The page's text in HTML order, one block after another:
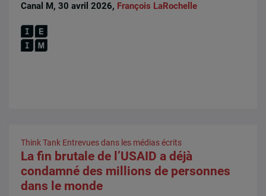
Canal M, 30 avril 2026, François LaRochelle
Think Tank Entrevues dans les médias écrits
La fin brutale de l’USAID a déjà
condamné des millions de personnes
dans le monde